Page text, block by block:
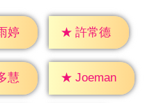
婷 ★ 許常德
慧 ★ Joeman